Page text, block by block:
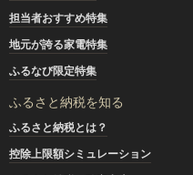
担当者おすすめ特集
地元が誇る家電特集
ふるなび限定特集
ふるさと納税を知る
ふるさと納税とは？
控除上限額シミュレーション